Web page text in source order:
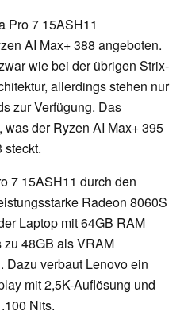
Pro 7 15ASH11
AI Max+ 388 angeboten.
wie bei der übrigen Strix-
allerdings stehen nur
zur Verfügung. Das
der Ryzen AI Max+ 395
steckt.
7 15ASH11 durch den
Radeon 8060S
Laptop mit 64GB RAM
48GB als VRAM
Dazu verbaut Lenovo ein
mit 2,5K-Auflösung und
Nits.